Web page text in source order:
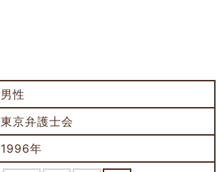
男性
東京弁護士会
1996年